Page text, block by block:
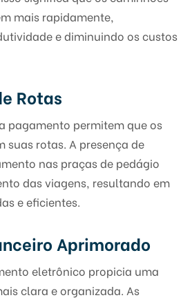
mais rapidamente,
e diminuindo os custos
Rotas
pagamento permitem que os
suas rotas. A presença de
nas praças de pedágio
das viagens, resultando em
e eficientes.
Aprimorado
eletrônico propicia uma
clara e organizada. As